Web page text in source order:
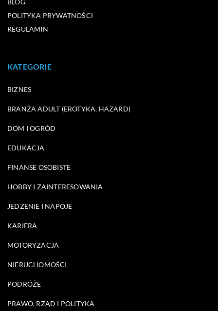
BLOG
POLITYKA PRYWATNOŚCI
REGULAMIN
KATEGORIE
BIZNES
BRANŻA ADULT (EROTYKA, HAZARD)
DOM I OGRÓD
EDUKACJA
FINANSE OSOBISTE
HOBBY I ZAINTERESOWANIA
JEDZENIE I NAPOJE
KARIERA
MOTORYZACJA
NIERUCHOMOŚCI
PODRÓŻE
PRAWO, RZĄD I POLITYKA